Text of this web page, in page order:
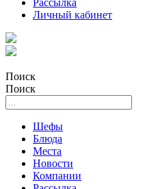
Рассылка
Личный кабинет
Поиск
Поиск
Шефы
Блюда
Места
Новости
Компании